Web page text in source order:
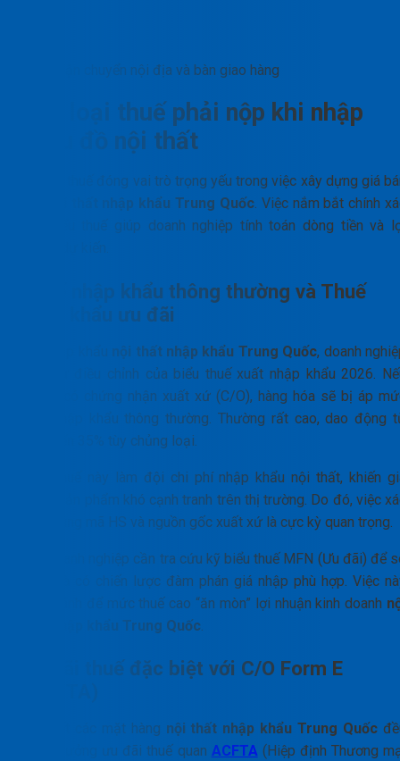
Vận chuyển nội địa và bàn giao hàng
Các loại thuế phải nộp khi nhập
khẩu đồ nội thất
Cơ cấu thuế đóng vai trò trọng yếu trong việc xây dựng giá
nội thất nhập khẩu Trung Quốc. Việc nắm bắt chính
các biểu thuế giúp doanh nghiệp tính toán dòng tiền và
Thuế nhập khẩu thông thường và Thuế
nhập khẩu ưu đãi
nội thất nhập khẩu Trung Quốc, doanh
chịu sự điều chỉnh của biểu thuế xuất nhập khẩu 2026.
không có chứng nhận xuất xứ (C/O), hàng hóa sẽ bị áp
thuế nhập khẩu thông thường. Thường rất cao, dao động
20% đến 35% tùy chủng loại.
Mức thuế này làm đội chi phí nhập khẩu nội thất, khiến
thành sản phẩm khó cạnh tranh trên thị trường. Do đó, việc
định đúng mã HS và nguồn gốc xuất xứ là cực kỳ quan trọng.
Các doanh nghiệp cần tra cứu kỹ biểu thuế MFN (Ưu đãi) để
sánh và có chiến lược đàm phán giá nhập phù hợp. Việc
giúp tránh để mức thuế cao “ăn mòn” lợi nhuận kinh doanh
thất nhập khẩu Trung Quốc
Ưu đãi thuế đặc biệt với C/O Form E
Hầu hết các mặt hàng nội thất nhập khẩu Trung Quốc
được hưởng ưu đãi thuế quan ACFTA(Hiệp định Thương